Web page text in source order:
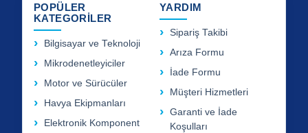
POPÜLER
KATEGORİLER
Bilgisayar ve Teknoloji
Mikrodenetleyiciler
Motor ve Sürücüler
Havya Ekipmanları
Elektronik Komponent
YARDIM
Sipariş Takibi
Arıza Formu
İade Formu
Müşteri Hizmetleri
Garanti ve İade
Koşulları